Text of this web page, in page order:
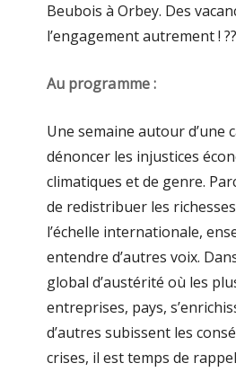
Beubois à Orbey. Des
l’engagement autrement ! ??
Au programme :
Une semaine autour d’une
dénoncer les injustices
climatiques et de genre.
de redistribuer les
l’échelle internationale,
entendre d’autres voix.
global d’austérité où les
entreprises, pays,
d’autres subissent les
crises, il est temps de